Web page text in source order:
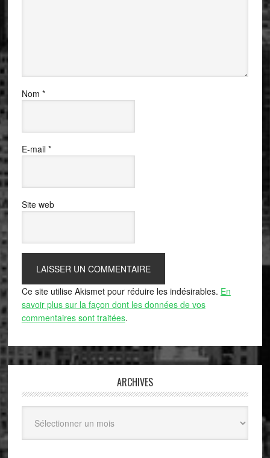
Nom *
E-mail *
Site web
Ce site utilise Akismet pour réduire les indésirables. En
savoir plus sur la façon dont les données de vos
commentaires sont traitées.
ARCHIVES